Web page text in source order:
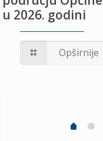
u 2026. godini
Opširnije